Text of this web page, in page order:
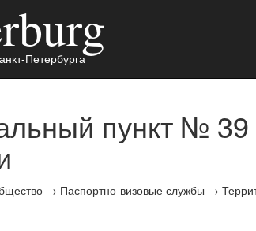
Петербурга
пункт №
→ Паспортно-визовые службы →